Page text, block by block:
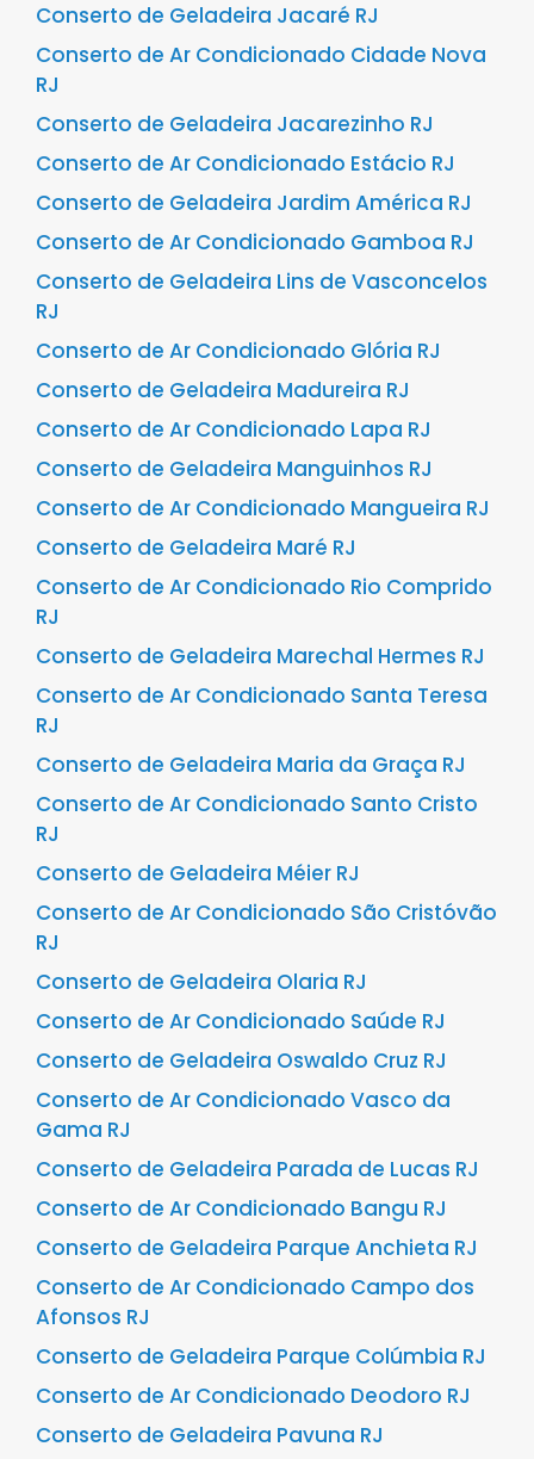
Conserto de Geladeira Jacaré RJ
Conserto de Ar Condicionado Cidade Nova
RJ
Conserto de Geladeira Jacarezinho RJ
Conserto de Ar Condicionado Estácio RJ
Conserto de Geladeira Jardim América RJ
Conserto de Ar Condicionado Gamboa RJ
Conserto de Geladeira Lins de Vasconcelos
RJ
Conserto de Ar Condicionado Glória RJ
Conserto de Geladeira Madureira RJ
Conserto de Ar Condicionado Lapa RJ
Conserto de Geladeira Manguinhos RJ
Conserto de Ar Condicionado Mangueira RJ
Conserto de Geladeira Maré RJ
Conserto de Ar Condicionado Rio Comprido
RJ
Conserto de Geladeira Marechal Hermes RJ
Conserto de Ar Condicionado Santa Teresa
RJ
Conserto de Geladeira Maria da Graça RJ
Conserto de Ar Condicionado Santo Cristo
RJ
Conserto de Geladeira Méier RJ
Conserto de Ar Condicionado São Cristóvão
RJ
Conserto de Geladeira Olaria RJ
Conserto de Ar Condicionado Saúde RJ
Conserto de Geladeira Oswaldo Cruz RJ
Conserto de Ar Condicionado Vasco da
Gama RJ
Conserto de Geladeira Parada de Lucas RJ
Conserto de Ar Condicionado Bangu RJ
Conserto de Geladeira Parque Anchieta RJ
Conserto de Ar Condicionado Campo dos
Afonsos RJ
Conserto de Geladeira Parque Colúmbia RJ
Conserto de Ar Condicionado Deodoro RJ
Conserto de Geladeira Pavuna RJ